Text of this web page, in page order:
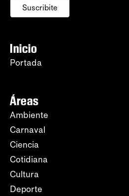
Suscribite
Inicio
Portada
Áreas
Ambiente
Carnaval
Ciencia
Cotidiana
Cultura
Deporte